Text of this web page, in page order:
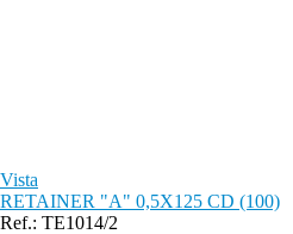
Vista
RETAINER "A" 0,5X125 CD (100)
Ref.: TE1014/2